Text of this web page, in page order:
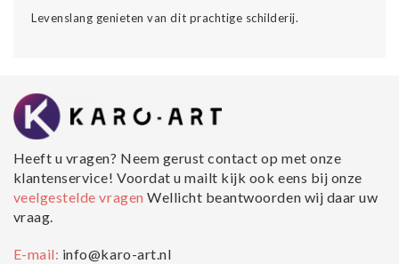
Levenslang genieten van dit prachtige schilderij.
Heeft u vragen? Neem gerust contact op met onze
klantenservice! Voordat u mailt kijk ook eens bij onze
veelgestelde vragenWellicht beantwoorden wij daar uw
vraag.
E-mail: info@karo-art.nl